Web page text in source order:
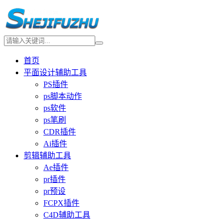
首页
平面设计辅助工具
PS插件
ps脚本动作
ps软件
ps笔刷
CDR插件
Ai插件
剪辑辅助工具
Ae插件
pr插件
pr预设
FCPX插件
C4D辅助工具